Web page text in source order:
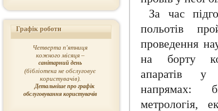
Графік роботи
Четверта п'ятниця
кожного місяця –
санітарний день
(бібліотека не обслуговує
користувачів).
Детальніше про графік
обслуговування користувачів
За час
польотів
проведення
на борту
апаратів у
напрямах:
метрологія,